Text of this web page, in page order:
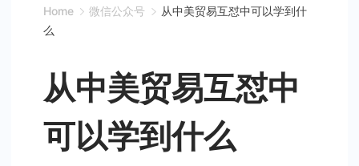
Home 微信公众号
从中美贸易互怼中可以学到什
么
从中美贸易互怼中
可以学到什么